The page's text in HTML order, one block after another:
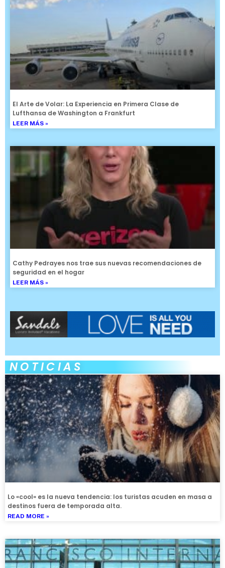
El Arte de Volar: La Experiencia en Primera Clase de
Lufthansa de Washington a Frankfurt
LEER MÁS »
Cathy Pedrayes nos trae sus nuevas recomendaciones de
seguridad en el hogar
LEER MÁS »
NOTICIAS
Lo «cool» es la nueva tendencia: los turistas acuden en masa a
destinos fuera de temporada alta.
READ MORE »